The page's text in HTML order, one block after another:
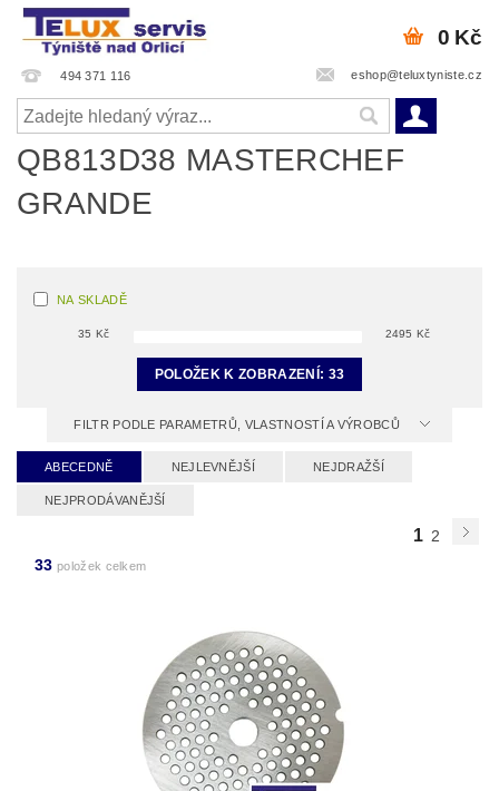
494 371 116 eshop@teluxtyniste.cz
0 Kč
QB813D38 MASTERCHEF
GRANDE
NA SKLADĚ
35 Kč 2495 Kč
POLOŽEK K ZOBRAZENÍ: 33
FILTR PODLE PARAMETRŮ, VLASTNOSTÍ A VÝROBCŮ
ABECEDNĚ NEJLEVNĚJŠÍ NEJDRAŽŠÍ
NEJPRODÁVANĚJŠÍ
1 2
33 položek celkem